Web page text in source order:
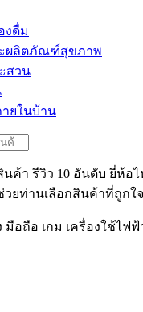
งดื่ม
ะผลิตภัณฑ์สุขภาพ
สวน
ายในบ้าน
นค้า รีวิว 10 อันดับ ยี่ห้อ
วยท่านเลือกสินค้าที่ถูกใจ
อถือ เกม เครื่องใช้ไฟฟ้